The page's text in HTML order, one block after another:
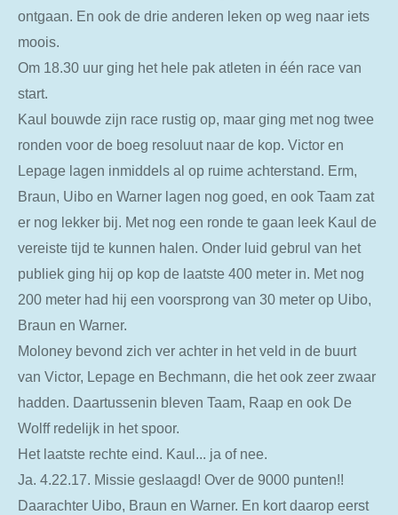
ontgaan. En ook de drie anderen leken op weg naar iets
moois.
Om 18.30 uur ging het hele pak atleten in één race van
start.
Kaul bouwde zijn race rustig op, maar ging met nog twee
ronden voor de boeg resoluut naar de kop. Victor en
Lepage lagen inmiddels al op ruime achterstand. Erm,
Braun, Uibo en Warner lagen nog goed, en ook Taam zat
er nog lekker bij. Met nog een ronde te gaan leek Kaul de
vereiste tijd te kunnen halen. Onder luid gebrul van het
publiek ging hij op kop de laatste 400 meter in. Met nog
200 meter had hij een voorsprong van 30 meter op Uibo,
Braun en Warner.
Moloney bevond zich ver achter in het veld in de buurt
van Victor, Lepage en Bechmann, die het ook zeer zwaar
hadden. Daartussenin bleven Taam, Raap en ook De
Wolff redelijk in het spoor.
Het laatste rechte eind. Kaul... ja of nee.
Ja. 4.22.17. Missie geslaagd! Over de 9000 punten!!
Daarachter Uibo, Braun en Warner. En kort daarop eerst